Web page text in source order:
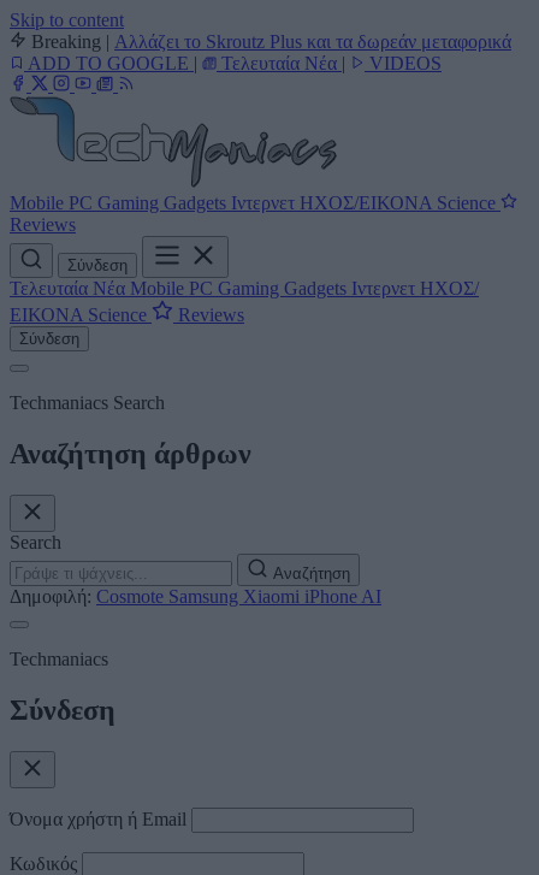
Skip to content
Breaking | Αλλάζει το Skroutz Plus και τα δωρεάν μεταφορικά
ADD TO GOOGLE | Τελευταία Νέα | VIDEOS
Mobile PC Gaming Gadgets Ιντερνετ ΗΧΟΣ/ΕΙΚΟΝΑ Science
Reviews
Σύνδεση
Τελευταία Νέα Mobile PC Gaming Gadgets Ιντερνετ ΗΧΟΣ/
ΕΙΚΟΝΑ Science Reviews
Σύνδεση
Techmaniacs Search
Αναζήτηση άρθρων
Search
Αναζήτηση
Δημοφιλή: Cosmote Samsung Xiaomi iPhone AI
Techmaniacs
Σύνδεση
Όνομα χρήστη ή Email
Κωδικός